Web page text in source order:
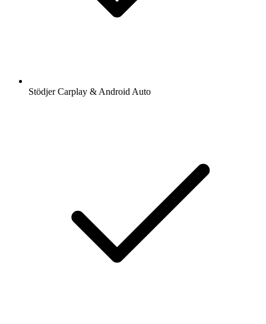
Stödjer Carplay & Android Auto